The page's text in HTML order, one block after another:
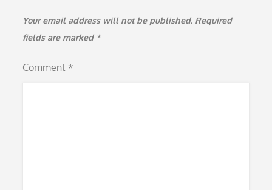
Your email address will not be published. Required
fields are marked *
Comment *